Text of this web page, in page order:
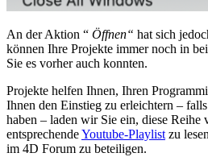
An der Aktion “ Öffnen“ hat sich
können Ihre Projekte immer noch in
Sie es vorher auch konnten.
Projekte helfen Ihnen, Ihren
Ihnen den Einstieg zu erleichtern –
haben – laden wir Sie ein, diese Reihe
entsprechendeYoutube-Playlistzu
im 4D Forum zu beteiligen.